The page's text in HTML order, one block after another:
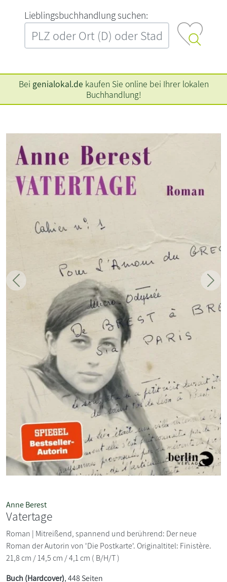
L‍i‍e‍b‍l‍i‍n‍g‍s‍b‍u‍c‍h‍h‍a‍n‍d‍l‍u‍n‍g‍ ‍s‍u‍c‍h‍e‍n‍:‍
Bei genialokal.de kaufen Sie online bei Ihrer lokalen
Buchhandlung!
Zurück
Anne Berest
Vatertage
Roman | Mitreißend, spannend und berührend: Der neue
Roman der Autorin von 'Die Postkarte'. Originaltitel: Finistère.
21,8 cm / 14,5 cm / 4,1 cm ( B/H/T )
Buch (Hardcover), 448 Seiten